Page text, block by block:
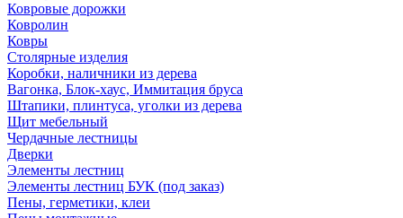
Ковровые дорожки
Ковролин
Ковры
Столярные изделия
Коробки, наличники из дерева
Вагонка, Блок-хаус, Иммитация бруса
Штапики, плинтуса, уголки из дерева
Щит мебельный
Чердачные лестницы
Дверки
Элементы лестниц
Элементы лестниц БУК (под заказ)
Пены, герметики, клеи